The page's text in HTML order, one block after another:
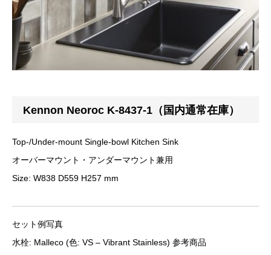
Kennon Neoroc K-8437-1（国内通常在庫）
Top-/Under-mount Single-bowl Kitchen Sink
オーバーマウント・アンダーマウント兼用
Size: W838 D559 H257 mm
セット例写真
水栓: Malleco (色: VS – Vibrant Stainless) 参考商品